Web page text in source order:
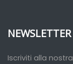
NEWSLETTER
Iscriviti alla nostra